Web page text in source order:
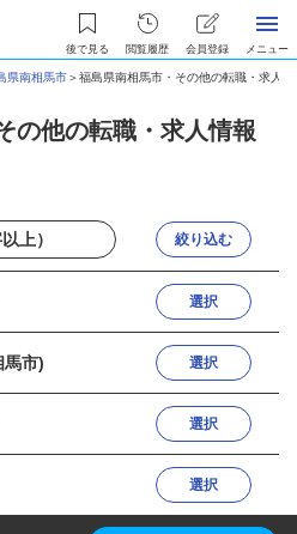
後で見る 閲覧履歴 会員登録 メニュー
県南相馬市＞福島県南相馬市・その他の転職・求人情
の他の転職・求人情報
絞り込む
選択
馬市) 選択
選択
選択